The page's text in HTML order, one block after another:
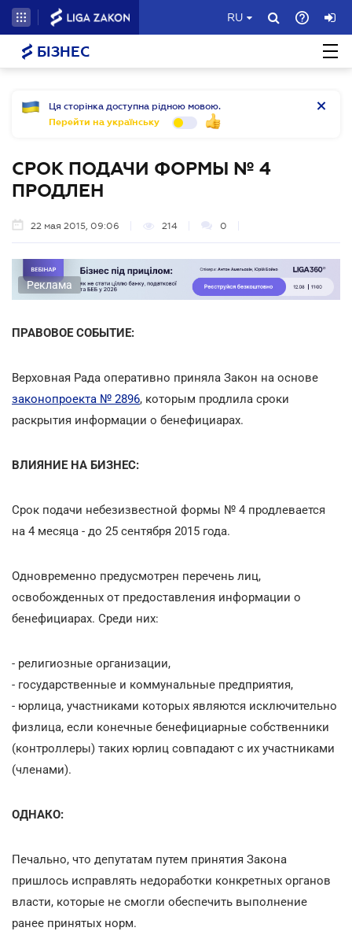
RU
БІЗНЕС
Ця сторінка доступна рідною мовою.
Перейти на українську
СРОК ПОДАЧИ ФОРМЫ № 4
ПРОДЛЕН
22 мая 2015, 09:06 214 0
Реклама
ПРАВОВОЕ СОБЫТИЕ:
Верховная Рада оперативно приняла Закон на основе
законопроекта № 2896, которым продлила сроки
раскрытия информации о бенефициарах.
ВЛИЯНИЕ НА БИЗНЕС:
Срок подачи небезизвестной формы № 4 продлевается
на 4 месяца - до 25 сентября 2015 года.
Одновременно предусмотрен перечень лиц,
освобожденных от предоставления информации о
бенефициарах. Среди них:
- религиозные организации,
- государственные и коммунальные предприятия,
- юрлица, участниками которых являются исключительно
физлица, если конечные бенефициарные собственники
(контроллеры) таких юрлиц совпадают с их участниками
(членами).
ОДНАКО:
Печально, что депутатам путем принятия Закона
пришлось исправлять недоработки конкретных органов
власти, которые не смогли обеспечить выполнение
ранее принятых норм.